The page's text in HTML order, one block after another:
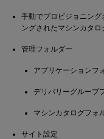
手動でプロビジョニン
ングされたマシンカタロ
管理フォルダー
アプリケーションフ
デリバリーグループ
マシンカタログフォ
サイト設定